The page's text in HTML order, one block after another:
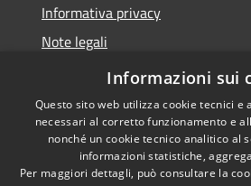
Informativa privacy
Note legali
Dichiarazione di accessibilità
Informazioni sui
Questo sito web utilizza cookie tecnici
necessari al corretto funzionamento e
nonché un cookie tecnico analitico al
informazioni statistiche,
Per maggiori dettagli, può consultare la